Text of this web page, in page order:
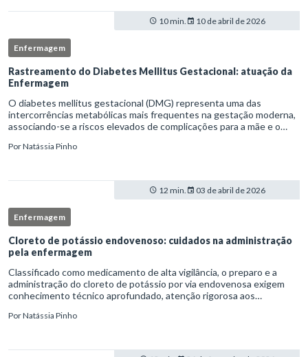
10 min. 10 de abril de 2026
Enfermagem
Rastreamento do Diabetes Mellitus Gestacional: atuação da
Enfermagem
O diabetes mellitus gestacional (DMG) representa uma das
intercorrências metabólicas mais frequentes na gestação moderna,
associando-se a riscos elevados de complicações para a mãe e o
enferm
PorNatássia Pinho
12 min. 03 de abril de 2026
Enfermagem
Cloreto de potássio endovenoso: cuidados na administração
pela enfermagem
Classificado como medicamento de alta vigilância, o preparo e a
administração do cloreto de potássio por via endovenosa exigem
conhecimento técnico aprofundado, atenção rigorosa aos
enfermag
PorNatássia Pinho